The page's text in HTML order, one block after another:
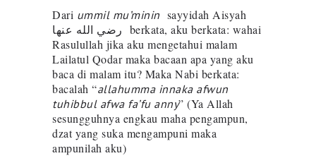
Dari ummil mu’minin sayyidah Aisyah
رضي الله عنها berkata, aku berkata: wahai
Rasulullah jika aku mengetahui malam
Lailatul Qodar maka bacaan apa yang aku
baca di malam itu? Maka Nabi berkata:
bacalah “allahumma innaka afwun
tuhibbul afwa fa’fu anny” (Ya Allah
sesungguhnya engkau maha pengampun,
dzat yang suka mengampuni maka
ampunilah aku)